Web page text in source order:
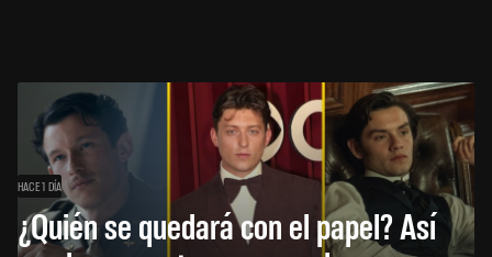
HACE 1 DÍA
¿Quién se quedará con el papel? Así